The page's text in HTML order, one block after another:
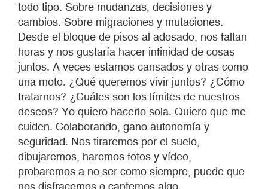
todo tipo. Sobre mudanzas, decisiones y
cambios. Sobre migraciones y mutaciones.
Desde el bloque de pisos al adosado, nos faltan
horas y nos gustaría hacer infinidad de cosas
juntos. A veces estamos cansados y otras como
una moto. ¿Qué queremos vivir juntos? ¿Cómo
tratarnos? ¿Cuáles son los límites de nuestros
deseos? Yo quiero hacerlo sola. Quiero que me
cuiden. Colaborando, gano autonomía y
seguridad. Nos tiraremos por el suelo,
dibujaremos, haremos fotos y vídeo,
probaremos a no ser como siempre, puede que